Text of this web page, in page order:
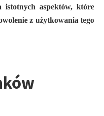
aspektów, które
z użytkowania tego